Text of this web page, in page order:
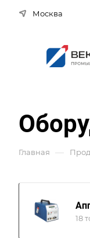
Москва
Главная —
18